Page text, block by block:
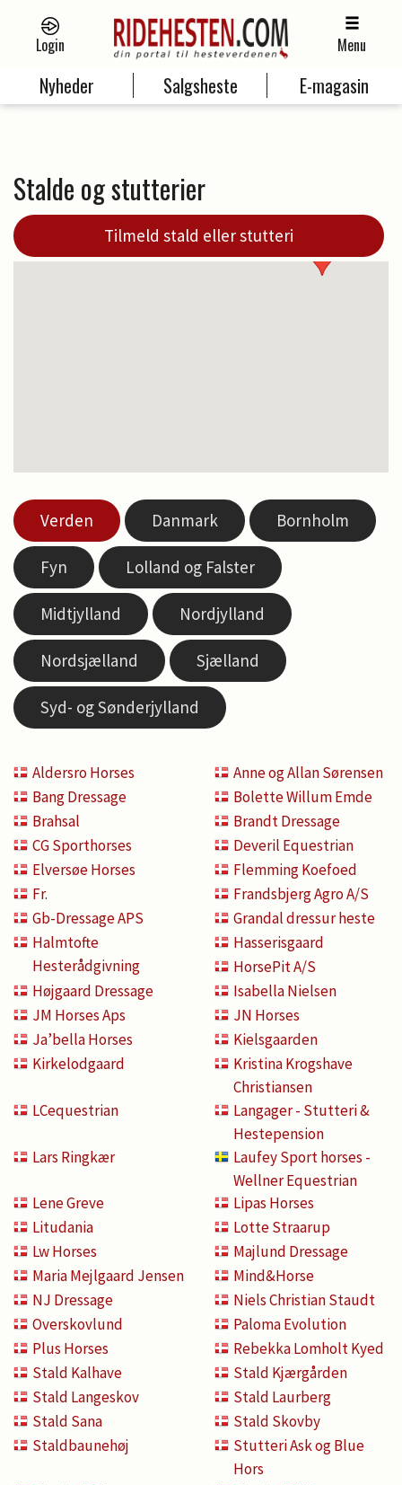
Login Menu
Nyheder Salgsheste E-magasin
Stalde og stutterier
Tilmeld stald eller stutteri
Verden Danmark Bornholm
Fyn Lolland og Falster
Midtjylland Nordjylland
Nordsjælland Sjælland
Syd- og Sønderjylland
Aldersro Horses
Anne og Allan Sørensen
Bang Dressage
Bolette Willum Emde
Brahsal
Brandt Dressage
CG Sporthorses
Deveril Equestrian
Elversøe Horses
Flemming Koefoed
Fr.
Frandsbjerg Agro A/S
Gb-Dressage APS
Grandal dressur heste
Halmtofte
Hesterådgivning
Hasserisgaard
HorsePit A/S
Højgaard Dressage
Isabella Nielsen
JM Horses Aps
JN Horses
Ja’bella Horses
Kielsgaarden
Kirkelodgaard
Kristina Krogshave
Christiansen
LCequestrian
Langager - Stutteri &
Hestepension
Lars Ringkær
Laufey Sport horses -
Wellner Equestrian
Lene Greve
Lipas Horses
Litudania
Lotte Straarup
Lw Horses
Majlund Dressage
Maria Mejlgaard Jensen
Mind&Horse
NJ Dressage
Niels Christian Staudt
Overskovlund
Paloma Evolution
Plus Horses
Rebekka Lomholt Kyed
Stald Kalhave
Stald Kjærgården
Stald Langeskov
Stald Laurberg
Stald Sana
Stald Skovby
Staldbaunehøj
Stutteri Ask og Blue
Hors